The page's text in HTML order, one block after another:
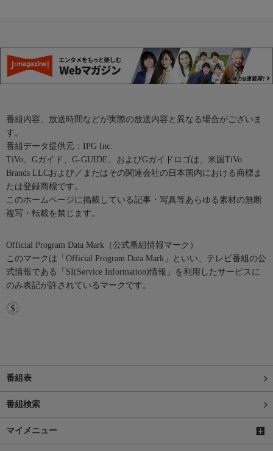
番組内容、放送時間などが実際の放送内容と異なる場合がございま
す。
番組データ提供元：IPG Inc.
TiVo、Gガイド、G-GUIDE、およびGガイドロゴは、米国TiVo
Brands LLCおよび／またはその関連会社の日本国内における商標ま
たは登録商標です。
このホームページに掲載している記事・写真等あらゆる素材の無断
複写・転載を禁じます。
Official Program Data Mark（公式番組情報マーク）
このマークは「Official Program Data Mark」といい、テレビ番組の公
式情報である「SI(Service Information)情報」を利用したサービスに
のみ表記が許されているマークです。
番組表
番組検索
マイメニュー